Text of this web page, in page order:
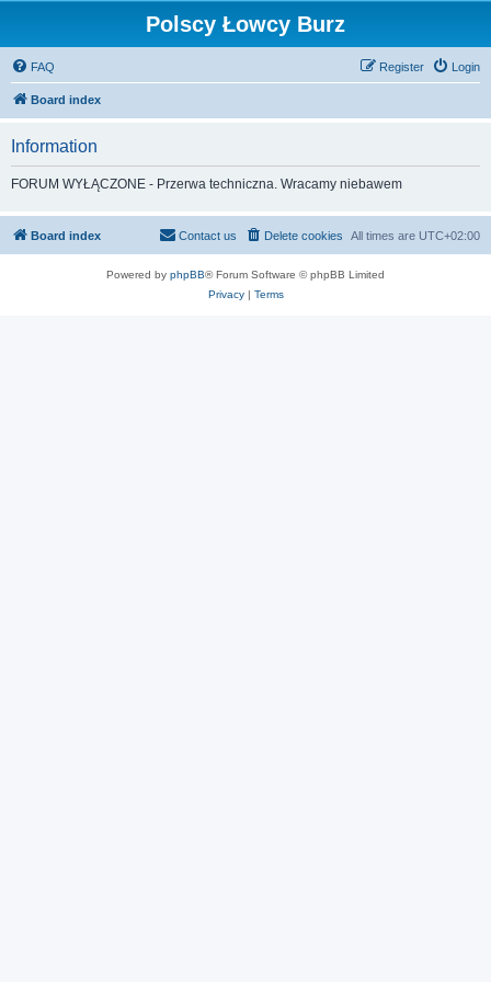
Polscy Łowcy Burz
FAQ Login
Register
Board index
Information
FORUM WYŁĄCZONE - Przerwa techniczna. Wracamy niebawem
Board index All times are UTC+02:00
Delete cookies
Contact us
Powered by phpBB® Forum Software © phpBB Limited
Privacy| Terms